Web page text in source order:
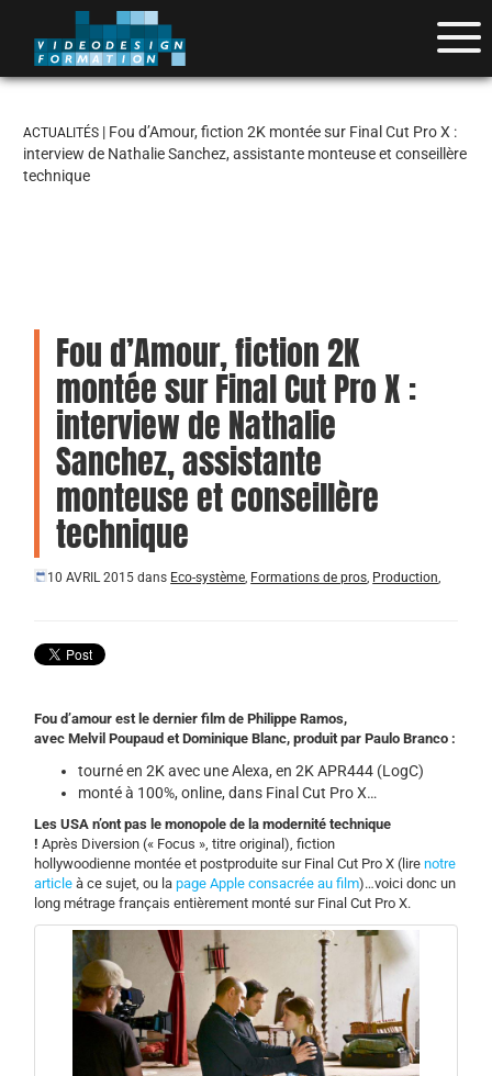
ACTUALITÉS | Fou d’Amour, fiction 2K montée sur Final Cut Pro X :
interview de Nathalie Sanchez, assistante monteuse et conseillère
technique
Fou d’Amour, fiction 2K
montée sur Final Cut Pro X :
interview de Nathalie
Sanchez, assistante
monteuse et conseillère
technique
10 AVRIL 2015 dans Eco-système, Formations de pros, Production,
Fou d’amour est le dernier film de Philippe Ramos,
avec Melvil Poupaud et Dominique Blanc, produit par Paulo Branco :
tourné en 2K avec une Alexa, en 2K APR444 (LogC)
monté à 100%, online, dans Final Cut Pro X…
Les USA n’ont pas le monopole de la modernité technique
!Après Diversion (« Focus », titre original), fiction
hollywoodienne montée et postproduite sur Final Cut Pro X (lirenotre
article à ce sujet, ou lapage Apple consacrée au film)…voici donc un
long métrage français entièrement monté sur Final Cut Pro X.